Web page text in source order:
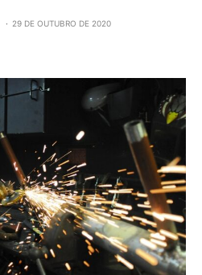
29 DE OUTUBRO DE 2020